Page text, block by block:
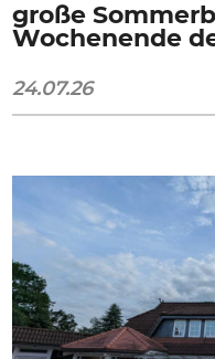
große
Wochenende
24.07.26